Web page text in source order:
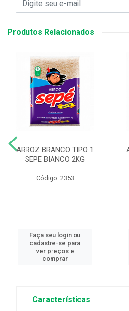
Produtos Relacionados
ARROZ BRANCO TIPO 1
SEPE BIANCO 2KG
Código: 2353
Faça seu login ou
cadastre-se para
ver preços e
comprar
Características